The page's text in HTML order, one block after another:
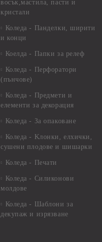
восък,мастила, пасти и
кристали
Коледа - Панделки, ширити
и конци
Коелда - Папки за релеф
Коледа - Перфоратори
(пънчове)
Коледа - Предмети и
елементи за декорация
Коледа - За опаковане
Коледа - Kлонки, елхички,
сушени плодове и шишарки
Коледа - Печати
Коледа - Силиконови
молдове
Коледа - Шаблони за
декупаж и изрязване